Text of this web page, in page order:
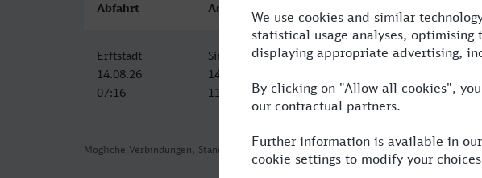
Mögliche Verbindungen, Stand: 2026-07-31 03:46
Abfahrt Ankunft
Erftstadt
14.08.26
07:16
Sindelfingen
14.08.26
11:06
3:50 3